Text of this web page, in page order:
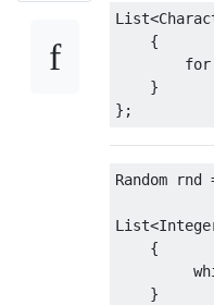
List<
{
for
}
};
Random rnd
List<
{
}